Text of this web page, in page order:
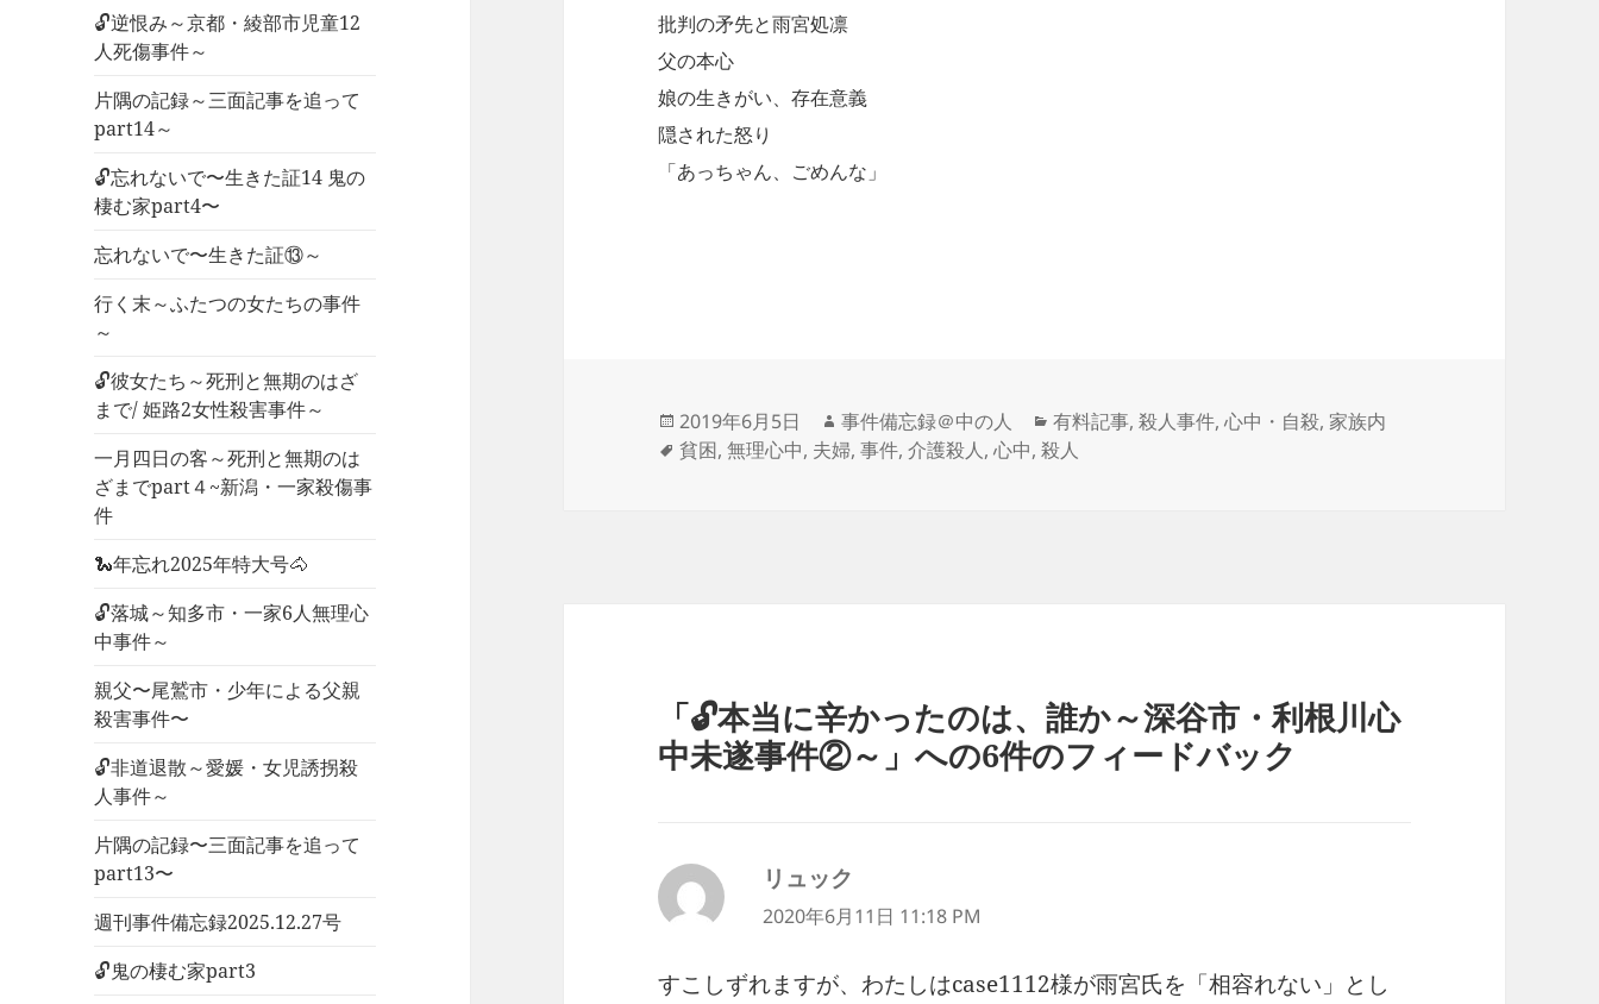
🔓逆恨み～京都・綾部市児童12
人死傷事件～
片隅の記録～三面記事を追って
part14～
🔓忘れないで〜生きた証14 鬼の
棲む家part4〜
忘れないで〜生きた証⑬～
行く末～ふたつの女たちの事件
～
🔓彼女たち～死刑と無期のはざ
まで/ 姫路2女性殺害事件～
一月四日の客～死刑と無期のは
ざまでpart４~新潟・一家殺傷事
件
🐍年忘れ2025年特大号🐴
🔓落城～知多市・一家6人無理心
中事件～
親父〜尾鷲市・少年による父親
殺害事件〜
🔓非道退散～愛媛・女児誘拐殺
人事件～
片隅の記録〜三面記事を追って
part13〜
週刊事件備忘録2025.12.27号
🔓鬼の棲む家part3
批判の矛先と雨宮処凛
父の本心
娘の生きがい、存在意義
隠された怒り
「あっちゃん、ごめんな」
投
稿
2019年6月5日
作
成
事件備忘録＠中の人
カ
テ
有料記事,殺人事件,心中・自殺, 家族内
タ
貧困,無理心中, 夫婦,事件,介護殺人,心中,殺人
「🔓本当に辛かったのは、誰か～深谷市・利根川心
中未遂事件②～」への6件のフィードバック
リュック
り:
2020年6月11日 11:18 PM
すこしずれますが、わたしはcase1112様が雨宮氏を「相容れない」とし